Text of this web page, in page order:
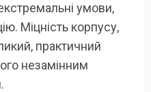
умови,
Міцність корпусу,
практичний
незамінним